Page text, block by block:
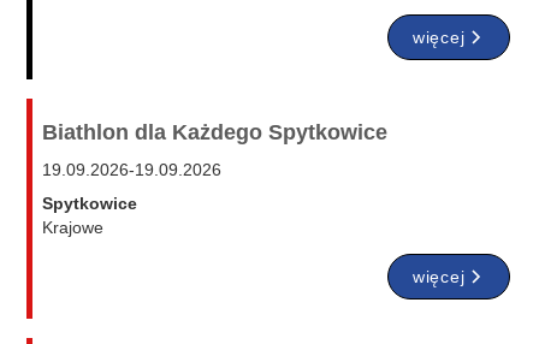
więcej
Biathlon dla Każdego Spytkowice
19.09.2026-19.09.2026
Spytkowice
Krajowe
więcej